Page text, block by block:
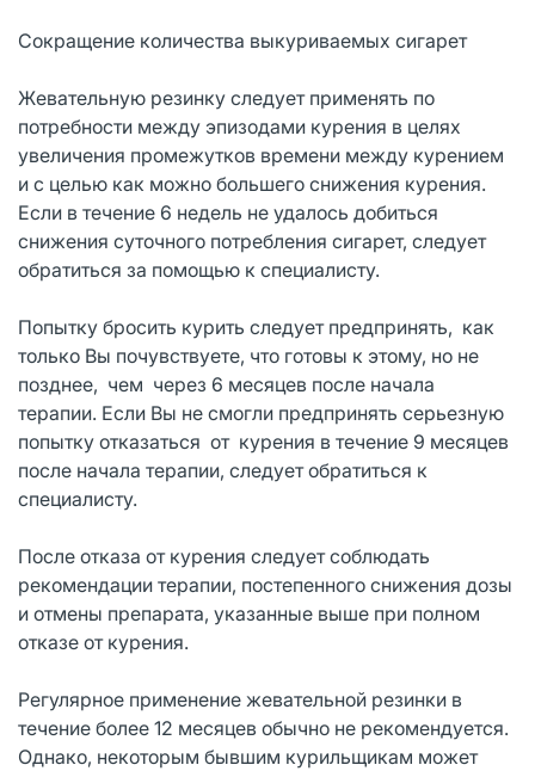
Сокращение количества выкуриваемых сигарет
Жевательную резинку следует применять по
потребности между эпизодами курения в целях
увеличения промежутков времени между курением
и с целью как можно большего снижения курения.
Если в течение 6 недель не удалось добиться
снижения суточного потребления сигарет, следует
обратиться за помощью к специалисту.
Попытку бросить курить следует предпринять, как
только Вы почувствуете, что готовы к этому, но не
позднее, чем через 6 месяцев после начала
терапии. Если Вы не смогли предпринять серьезную
попытку отказаться от курения в течение 9 месяцев
после начала терапии, следует обратиться к
специалисту.
После отказа от курения следует соблюдать
рекомендации терапии, постепенного снижения дозы
и отмены препарата, указанные выше при полном
отказе от курения.
Регулярное применение жевательной резинки в
течение более 12 месяцев обычно не рекомендуется.
Однако, некоторым бывшим курильщикам может